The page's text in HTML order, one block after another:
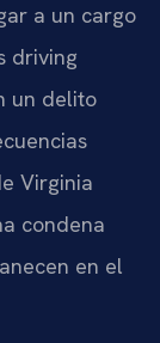
a un cargo
driving
un delito
Virginia
condena
en el